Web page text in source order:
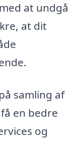
at undgå
at dit
samling af
en bedre
og